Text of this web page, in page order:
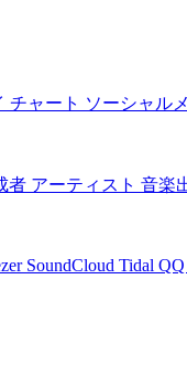
チャート ソーシャル
者 アーティスト 音楽
SoundCloud Tidal